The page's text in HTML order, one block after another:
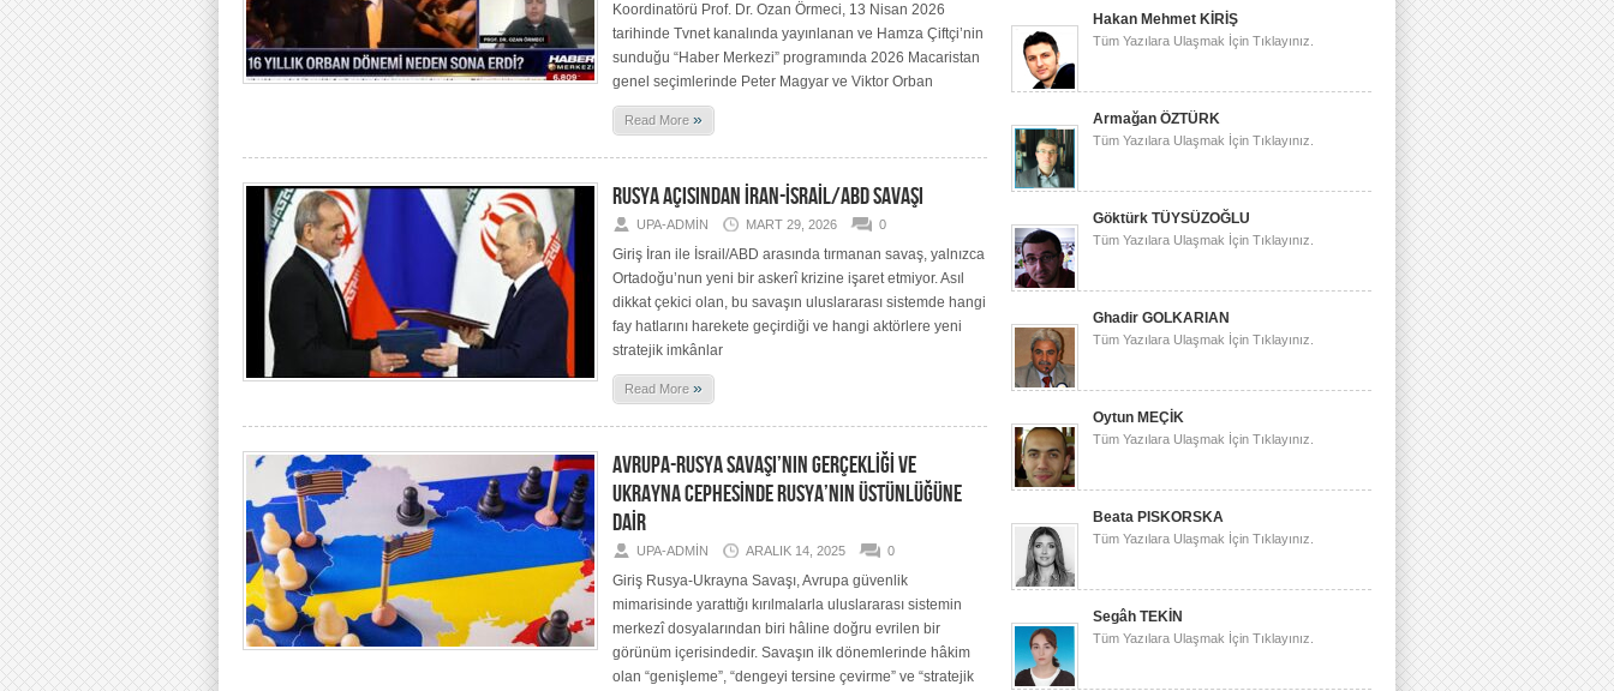
Koordinatörü Prof. Dr. Ozan Örmeci, 13 Nisan 2026
tarihinde Tvnet kanalında yayınlanan ve Hamza Çiftçi’nin
sunduğu “Haber Merkezi” programında 2026 Macaristan
genel seçimlerinde Peter Magyar ve Viktor Orban
Read More »
RUSYA AÇISINDAN İRAN-İSRAİL/ABD SAVAŞI
UPA-ADMIN MART 29, 2026 0
Giriş İran ile İsrail/ABD arasında tırmanan savaş, yalnızca
Ortadoğu’nun yeni bir askerî krizine işaret etmiyor. Asıl
dikkat çekici olan, bu savaşın uluslararası sistemde hangi
fay hatlarını harekete geçirdiği ve hangi aktörlere yeni
stratejik imkânlar
Read More »
AVRUPA-RUSYA SAVAŞI’NIN GERÇEKLİĞİ VE
UKRAYNA CEPHESİNDE RUSYA’NIN ÜSTÜNLÜĞÜNE
DAİR
UPA-ADMIN ARALIK 14, 2025 0
Giriş Rusya-Ukrayna Savaşı, Avrupa güvenlik
mimarisinde yarattığı kırılmalarla uluslararası sistemin
merkezî dosyalarından biri hâline doğru evrilen bir
görünüm içerisindedir. Savaşın ilk dönemlerinde hâkim
olan “genişleme”, “dengeyi tersine çevirme” ve “stratejik
Hakan Mehmet KİRİŞ
Tüm Yazılara Ulaşmak İçin Tıklayınız.
Armağan ÖZTÜRK
Tüm Yazılara Ulaşmak İçin Tıklayınız.
Göktürk TÜYSÜZOĞLU
Tüm Yazılara Ulaşmak İçin Tıklayınız.
Ghadir GOLKARIAN
Tüm Yazılara Ulaşmak İçin Tıklayınız.
Oytun MEÇİK
Tüm Yazılara Ulaşmak İçin Tıklayınız.
Beata PISKORSKA
Tüm Yazılara Ulaşmak İçin Tıklayınız.
Segâh TEKİN
Tüm Yazılara Ulaşmak İçin Tıklayınız.